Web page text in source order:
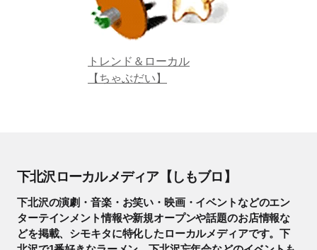
トレンド＆ローカル
【ちゃぶだい】
下北沢ローカルメディア【しもブロ】
下北沢の演劇・音楽・お笑い・映画・イベントなどのエン
ターテインメント情報や新規オープンや話題のお店情報な
どを掲載、シモキタに特化したローカルメディアです。下